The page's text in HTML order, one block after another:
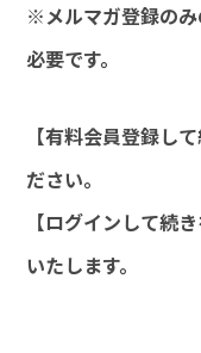
※メルマガ登録の
必要です。
【有料会員登録し
ださい。
【ログインして続
いたします。